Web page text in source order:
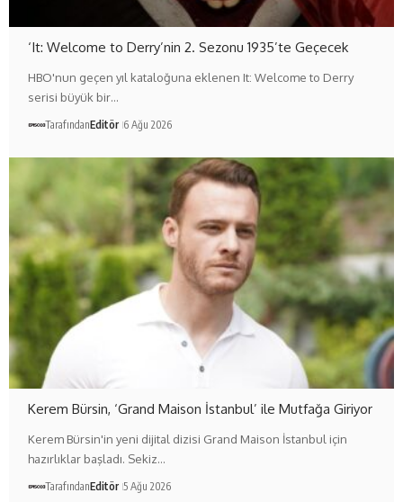
‘It: Welcome to Derry’nin 2. Sezonu 1935’te Geçecek
HBO'nun geçen yıl kataloğuna eklenen It: Welcome to Derry
serisi büyük bir…
TarafındanEditör 6 Ağu 2026
Kerem Bürsin, ‘Grand Maison İstanbul’ ile Mutfağa Giriyor
Kerem Bürsin'in yeni dijital dizisi Grand Maison İstanbul için
hazırlıklar başladı. Sekiz…
TarafındanEditör 5 Ağu 2026